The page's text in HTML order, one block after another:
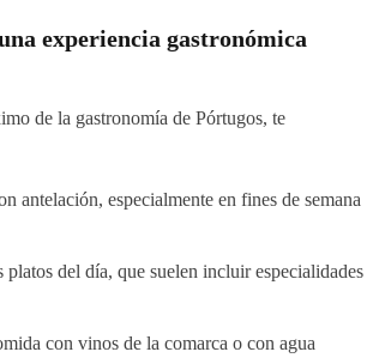
experiencia gastronómica
de la gastronomía de Pórtugos, te
antelación, especialmente en fines de semana
platos del día, que suelen incluir especialidades
con vinos de la comarca o con agua